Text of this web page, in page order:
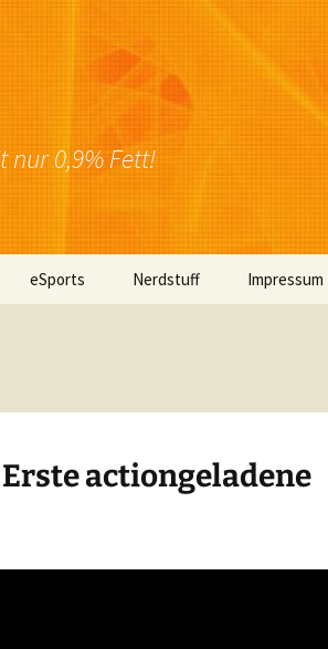
nur 0,9% Fett!
eSports Nerdstuff Impressum
actiongeladene